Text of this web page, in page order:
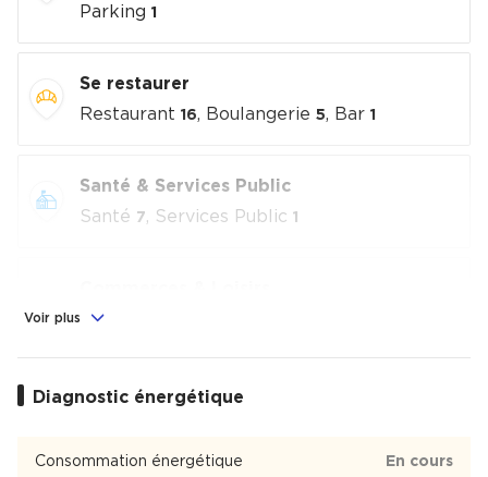
Parking 1
Se restaurer
Restaurant 16, Boulangerie 5, Bar 1
Santé & Services Public
Santé 7, Services Public 1
Alimentation
Voir plus
Diagnostic énergétique
Consommation énergétique En cours